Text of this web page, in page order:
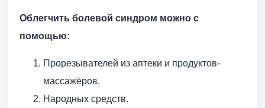
Облегчить болевой синдром можно с
помощью:
Прорезывателей из аптеки и продуктов-
массажёров.
Народных средств.